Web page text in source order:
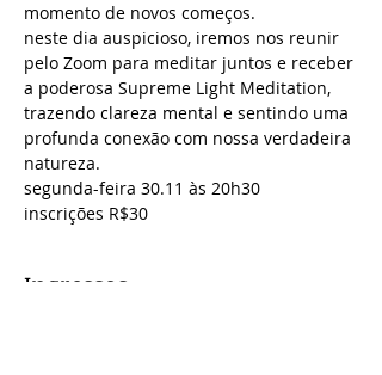
momento de novos começos.
neste dia auspicioso, iremos nos reunir
pelo Zoom para meditar juntos e receber
a poderosa Supreme Light Meditation,
trazendo clareza mental e sentindo uma
profunda conexão com nossa verdadeira
natureza.
segunda-feira 30.11 às 20h30
inscrições R$30
Ingressos